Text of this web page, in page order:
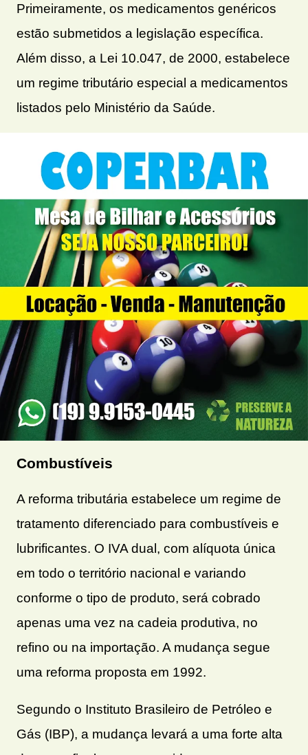
Primeiramente, os medicamentos genéricos
estão submetidos a legislação específica.
Além disso, a Lei 10.047, de 2000, estabelece
um regime tributário especial a medicamentos
listados pelo Ministério da Saúde.
Combustíveis
A reforma tributária estabelece um regime de
tratamento diferenciado para combustíveis e
lubrificantes. O IVA dual, com alíquota única
em todo o território nacional e variando
conforme o tipo de produto, será cobrado
apenas uma vez na cadeia produtiva, no
refino ou na importação. A mudança segue
uma reforma proposta em 1992.
Segundo o Instituto Brasileiro de Petróleo e
Gás (IBP), a mudança levará a uma forte alta